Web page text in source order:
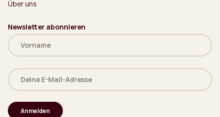
Über uns
Newsletter abonnieren
Name
(erforderlich)
Deine
E-
Mail-
(erforderlich)